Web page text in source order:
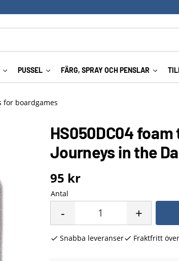
PUSSEL FÄRG, SPRAY OCH PENSLAR
for boardgames
HS050DC04
Journeys in the
95 kr
Antal
+
-
Snabba leveranser Fraktfritt